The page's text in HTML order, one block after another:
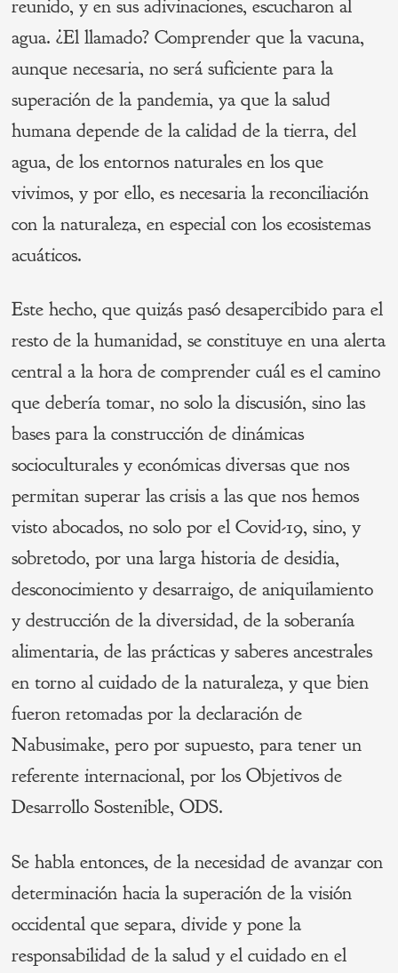
reunido, y en sus adivinaciones, escucharon al
agua. ¿El llamado? Comprender que la vacuna,
aunque necesaria, no será suficiente para la
superación de la pandemia, ya que la salud
humana depende de la calidad de la tierra, del
agua, de los entornos naturales en los que
vivimos, y por ello, es necesaria la reconciliación
con la naturaleza, en especial con los ecosistemas
acuáticos.
Este hecho, que quizás pasó desapercibido para el
resto de la humanidad, se constituye en una alerta
central a la hora de comprender cuál es el camino
que debería tomar, no solo la discusión, sino las
bases para la construcción de dinámicas
socioculturales y económicas diversas que nos
permitan superar las crisis a las que nos hemos
visto abocados, no solo por el Covid-19, sino, y
sobretodo, por una larga historia de desidia,
desconocimiento y desarraigo, de aniquilamiento
y destrucción de la diversidad, de la soberanía
alimentaria, de las prácticas y saberes ancestrales
en torno al cuidado de la naturaleza, y que bien
fueron retomadas por la declaración de
Nabusimake, pero por supuesto, para tener un
referente internacional, por los Objetivos de
Desarrollo Sostenible, ODS.
Se habla entonces, de la necesidad de avanzar con
determinación hacia la superación de la visión
occidental que separa, divide y pone la
responsabilidad de la salud y el cuidado en el